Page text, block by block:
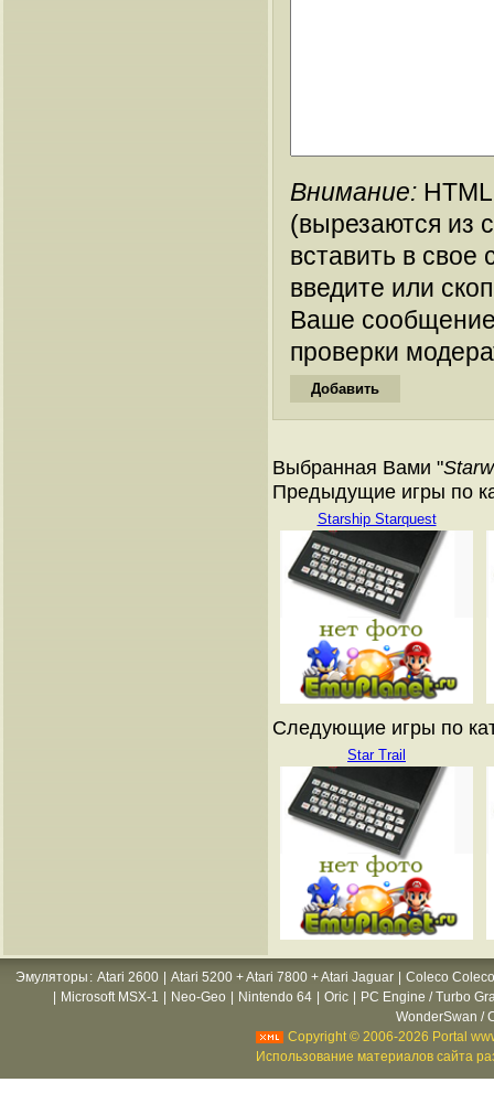
Внимание:
(вырезаются из
вставить в
введите или
Ваше
проверки
Выбранная Вами "
Предыдущие игры по
Starship Starquest
Следующие игры по
Star Trail
Эмуляторы : Atari 2600 Atari 5200 + Atari 7800 + Atari Jaguar
Coleco
Microsoft MSX-1 Neo-Geo Nintendo 64 Oric
PC Engine / Turbo
WonderSwan /
Copyright © 2006-2026 Portal
Использование материалов сайта